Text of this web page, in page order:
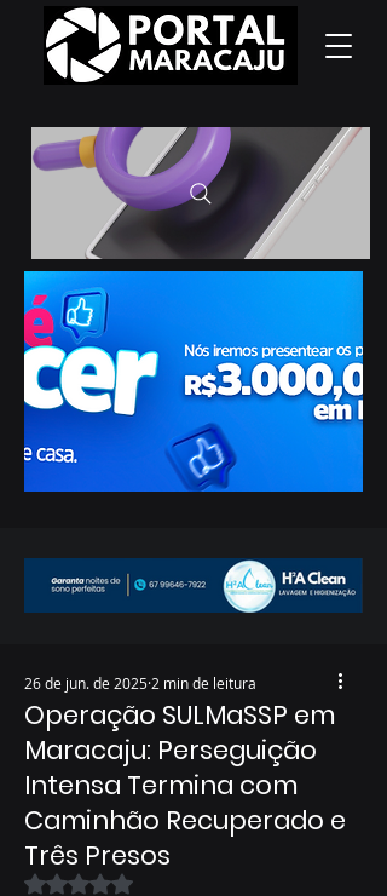
Operação SULMaSSP em
Maracaju: Perseguição
Intensa Termina com
Caminhão Recuperado e
Três Presos
26 de jun. de 2025 2 min de leitura
Avaliado com NaN de 5 estrelas.